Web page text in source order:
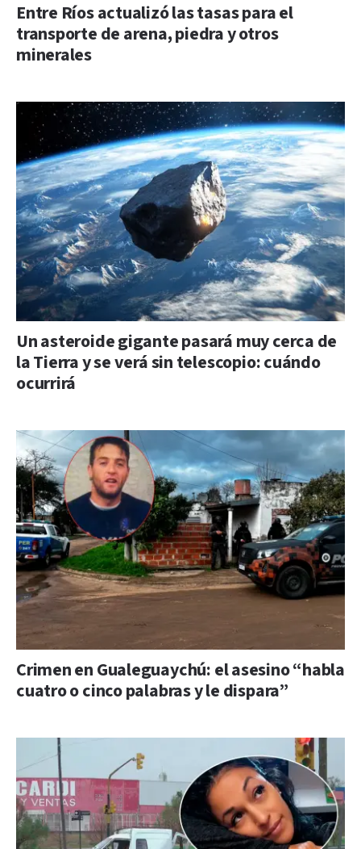
Entre Ríos actualizó las tasas para el
transporte de arena, piedra y otros
minerales
Un asteroide gigante pasará muy cerca de
la Tierra y se verá sin telescopio: cuándo
ocurrirá
Crimen en Gualeguaychú: el asesino “habla
cuatro o cinco palabras y le dispara”